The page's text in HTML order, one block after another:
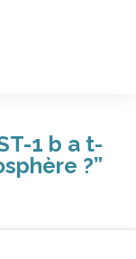
1 b a t-
?”